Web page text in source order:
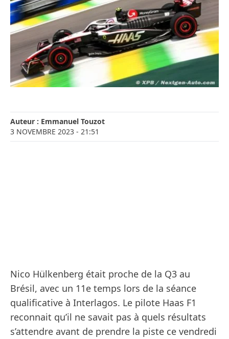
Auteur : Emmanuel Touzot
3 NOVEMBRE 2023 - 21:51
Nico Hülkenberg était proche de la Q3 au
Brésil, avec un 11e temps lors de la séance
qualificative à Interlagos. Le pilote Haas F1
reconnait qu’il ne savait pas à quels résultats
s’attendre avant de prendre la piste ce vendredi